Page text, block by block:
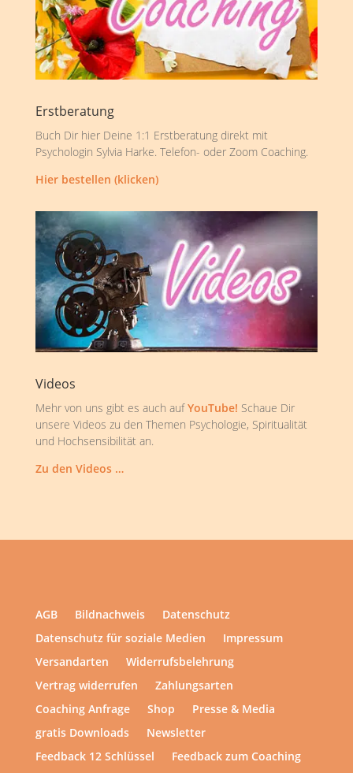
Erstberatung
Buch Dir hier Deine 1:1 Erstberatung direkt mit
Psychologin Sylvia Harke. Telefon- oder Zoom Coaching.
Hier bestellen (klicken)
Videos
Mehr von uns gibt es auch aufYouTube! Schaue Dir
unsere Videos zu den Themen Psychologie, Spiritualität
und Hochsensibilität an.
Zu den Videos …
AGB Bildnachweis
Datenschutz
Datenschutz für soziale Medien
Impressum
Versandarten
Widerrufsbelehrung
Vertrag widerrufen
Zahlungsarten
Coaching Anfrage
Shop
Presse & Media
gratis Downloads
Newsletter
Feedback 12 Schlüssel
Feedback zum Coaching